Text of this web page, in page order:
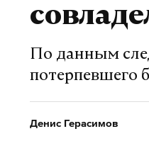
По данным
потерпевшего
Денис Герасимов